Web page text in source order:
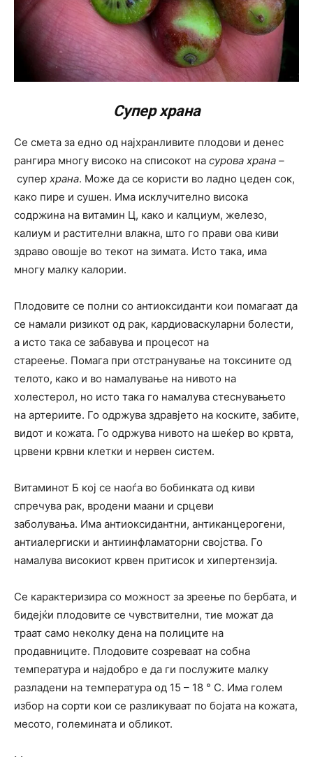
Супер храна
Се смета за едно од најхранливите плодови и денес
рангира многу високо на списокот на сурова храна –
супер храна. Може да се користи во ладно цеден сок,
како пире и сушен. Има исклучително висока
содржина на витамин Ц, како и калциум, железо,
калиум и растителни влакна, што го прави ова киви
здраво овошје во текот на зимата. Исто така, има
многу малку калории.
Плодовите се полни со антиоксиданти кои помагаат да
се намали ризикот од рак, кардиоваскуларни болести,
а исто така се забавува и процесот на
стареење. Помага при отстранување на токсините од
телото, како и во намалување на нивото на
холестерол, но исто така го намалува стеснувањето
на артериите. Го одржува здравјето на коските, забите,
видот и кожата. Го одржува нивото на шеќер во крвта,
црвени крвни клетки и нервен систем.
Витаминот Б кој се наоѓа во бобинката од киви
спречува рак, вродени маани и срцеви
заболувања. Има антиоксидантни, антиканцерогени,
антиалергиски и антиинфламаторни својства. Го
намалува високиот крвен притисок и хипертензија.
Се карактеризира со можност за зреење по бербата, и
бидејќи плодовите се чувствителни, тие можат да
траат само неколку дена на полиците на
продавниците. Плодовите созреваат на собна
температура и најдобро е да ги послужите малку
разладени на температура од 15 – 18 ° С. Има голем
избор на сорти кои се разликуваат по бојата на кожата,
месото, големината и обликот.